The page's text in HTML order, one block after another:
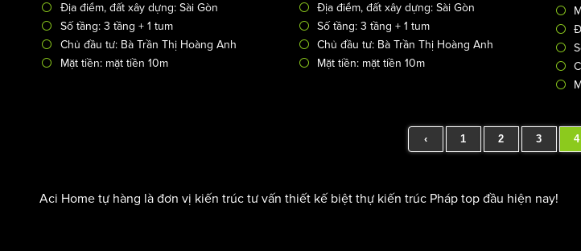
Địa điểm, đất xây dựng: Sài Gòn
Số tầng: 3 tầng + 1 tum
Chủ đầu tư: Bà Trần Thị Hoàng Anh
Mặt tiền: mặt tiền 10m
Địa điểm, đất xây dựng: Sài Gòn
Số tầng: 3 tầng + 1 tum
Chủ đầu tư: Bà Trần Thị Hoàng Anh
Mặt tiền: mặt tiền 10m
‹ 1 2 3 4
Aci Home tự hàng là đơn vị kiến trúc tư vấn thiết kế biệt thự kiến trúc Pháp top đầu hiện nay!